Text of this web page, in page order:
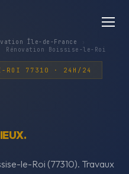
Île-de-France
Rénovation Boissise-le-Roi
ROI 77310 · 24H/24
le-Roi (77310). Travaux